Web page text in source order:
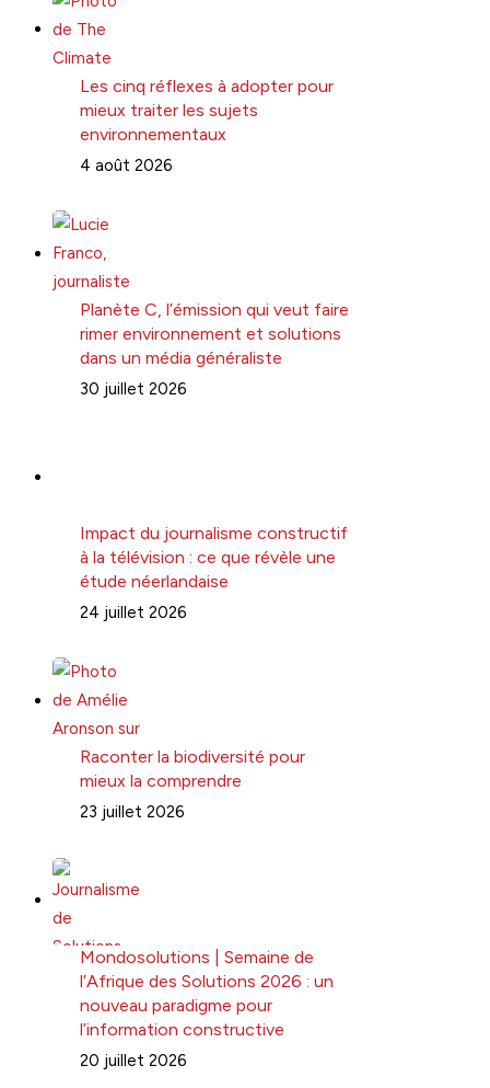
Les cinq réflexes à adopter pour
mieux traiter les sujets
environnementaux
4 août 2026
Planète C, l’émission qui veut faire
rimer environnement et solutions
dans un média généraliste
30 juillet 2026
Impact du journalisme constructif
à la télévision : ce que révèle une
étude néerlandaise
24 juillet 2026
Raconter la biodiversité pour
mieux la comprendre
23 juillet 2026
Mondosolutions | Semaine de
l’Afrique des Solutions 2026 : un
nouveau paradigme pour
l’information constructive
20 juillet 2026